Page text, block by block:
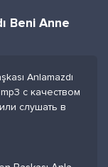
Beni Anne
Anlamazdı
с качеством
слушать в